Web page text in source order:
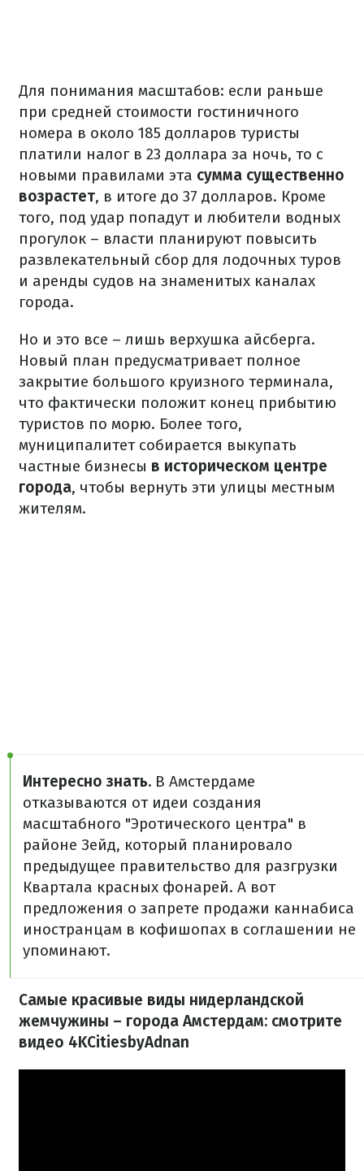
Для понимания масштабов: если раньше
при средней стоимости гостиничного
номера в около 185 долларов туристы
платили налог в 23 доллара за ночь, то с
новыми правилами эта сумма существенно
возрастет, в итоге до 37 долларов. Кроме
того, под удар попадут и любители водных
прогулок – власти планируют повысить
развлекательный сбор для лодочных туров
и аренды судов на знаменитых каналах
города.
Но и это все – лишь верхушка айсберга.
Новый план предусматривает полное
закрытие большого круизного терминала,
что фактически положит конец прибытию
туристов по морю. Более того,
муниципалитет собирается выкупать
частные бизнесы в историческом центре
города, чтобы вернуть эти улицы местным
жителям.
Интересно знать. В Амстердаме
отказываются от идеи создания
масштабного "Эротического центра" в
районе Зейд, который планировало
предыдущее правительство для разгрузки
Квартала красных фонарей. А вот
предложения о запрете продажи каннабиса
иностранцам в кофишопах в соглашении не
упоминают.
Самые красивые виды нидерландской
жемчужины – города Амстердам: смотрите
видео 4KCitiesbyAdnan